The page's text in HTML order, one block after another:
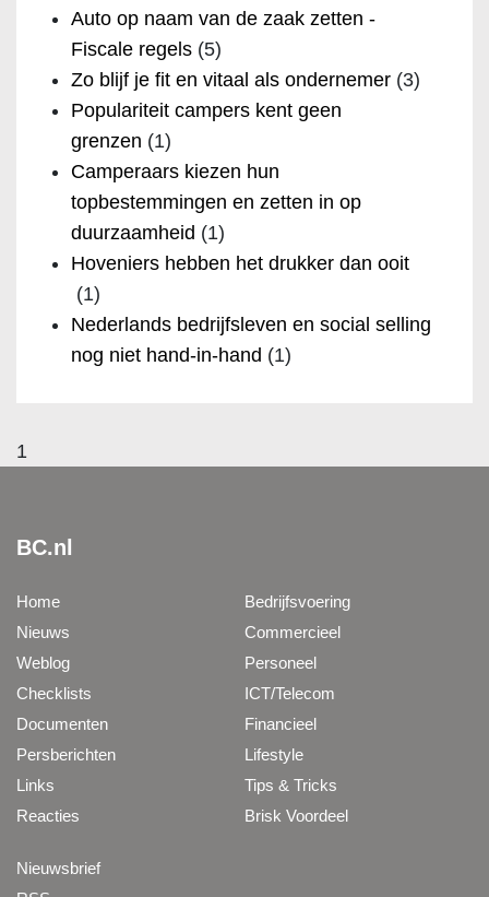
Auto op naam van de zaak zetten -
Fiscale regels (5)
Zo blijf je fit en vitaal als ondernemer (3)
Populariteit campers kent geen
grenzen (1)
Camperaars kiezen hun
topbestemmingen en zetten in op
duurzaamheid (1)
Hoveniers hebben het drukker dan ooit
(1)
Nederlands bedrijfsleven en social selling
nog niet hand-in-hand (1)
1
BC.nl
Home
Nieuws
Weblog
Checklists
Documenten
Persberichten
Links
Reacties
Bedrijfsvoering
Commercieel
Personeel
ICT/Telecom
Financieel
Lifestyle
Tips & Tricks
Brisk Voordeel
Nieuwsbrief